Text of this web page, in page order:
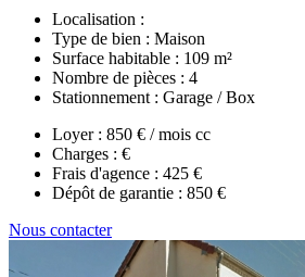
Localisation :
Type de bien : Maison
Surface habitable : 109 m²
Nombre de pièces : 4
Stationnement : Garage / Box
Loyer : 850 € / mois cc
Charges : €
Frais d'agence : 425 €
Dépôt de garantie : 850 €
Nous contacter